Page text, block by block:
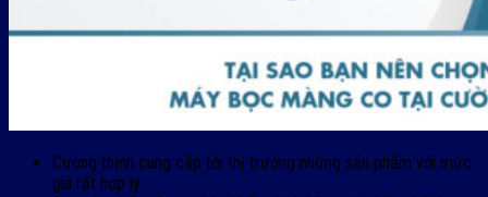
Cường thịnh cung cấp tới thị trường những sản phẩm với mức
giá rất hợp lý